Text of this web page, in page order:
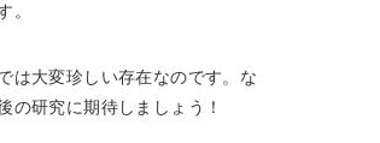
。
は大変珍しい存在なのです。な
の研究に期待しましょう！